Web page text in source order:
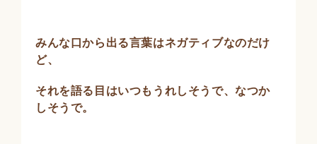
みんな口から出る言葉はネガティブなのだけ
ど、
それを語る目はいつもうれしそうで、なつか
しそうで。